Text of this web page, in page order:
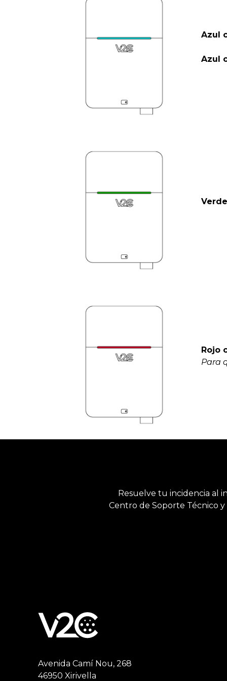
Azul
Azul
Rojo
Para
Resuelve tu incidencia al
Centro de Soporte Técnico
Avenida Camí Nou, 268
46950 Xirivella